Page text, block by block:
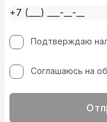
Подтверждаю
Соглашаюсь на